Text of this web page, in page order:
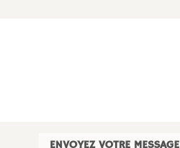
ENVOYEZ VOTRE MESSAGE